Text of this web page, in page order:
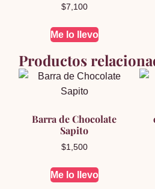
$7,100
Me lo llevo
Productos
Barra de Chocolate
Sapito
$1,500
Me lo llevo